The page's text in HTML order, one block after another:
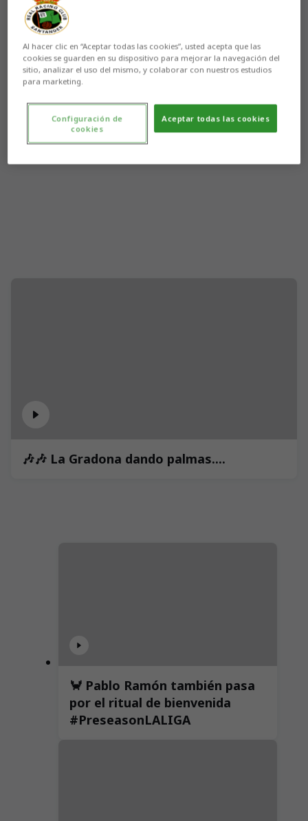
Aún no hay reacciones. ¡Sé el primero!
🎶🎶 La Gradona dando palmas....
🦀 Pablo Ramón también pasa
por el ritual de bienvenida
#PreseasonLALIGA
Al hacer clic en “Aceptar todas las cookies”, usted acepta que las
cookies se guarden en su dispositivo para mejorar la navegación del
sitio, analizar el uso del mismo, y colaborar con nuestros estudios
para marketing.
Aceptar todas las cookies
Configuración de
cookies